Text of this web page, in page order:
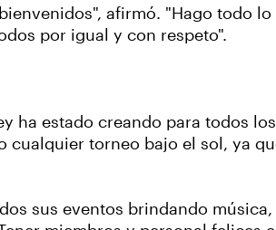
afirmó. "Hago todo
por igual y con respeto".
ha estado creando para todos
cualquier torneo bajo el sol, ya
sus eventos brindando